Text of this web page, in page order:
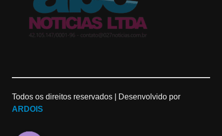
Todos os direitos reservados |
Desenvolvido por
ARDOIS